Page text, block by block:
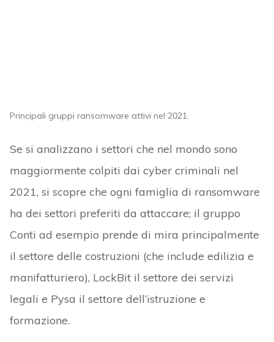
Principali gruppi ransomware attivi nel 2021.
Se si analizzano i settori che nel mondo sono
maggiormente colpiti dai cyber criminali nel
2021, si scopre che ogni famiglia di ransomware
ha dei settori preferiti da attaccare; il gruppo
Conti ad esempio prende di mira principalmente
il settore delle costruzioni (che include edilizia e
manifatturiero), LockBit il settore dei servizi
legali e Pysa il settore dell’istruzione e
formazione.